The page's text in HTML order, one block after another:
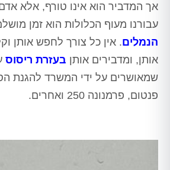
אך המדביר הוא אינו טורף, אלא
עבורנו מעוף הכלולות הוא זמן
הנמלים. אין כל צורך לחפש אותן
אותן, ומדבירים אותן בעזרת ריסוס
שמאושרים על ידי המשרד להגנת
פנטום, פרמנונה 250 ואחרים.